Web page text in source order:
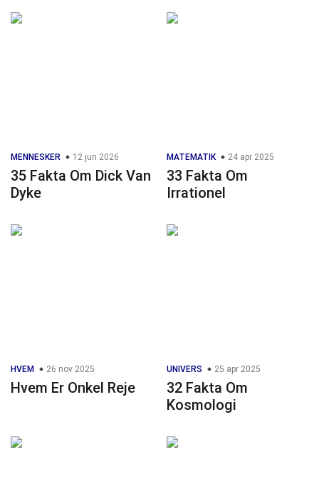
MENNESKER 12 jun 2026
35 Fakta Om Dick Van
Dyke
MATEMATIK 24 apr 2025
33 Fakta Om
Irrationel
HVEM 26 nov 2025
Hvem Er Onkel Reje
UNIVERS 25 apr 2025
32 Fakta Om
Kosmologi